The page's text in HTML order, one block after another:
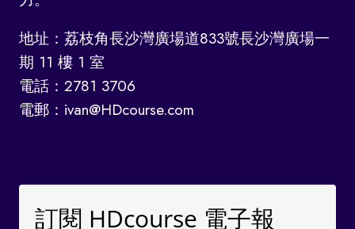
地址：荔枝角長沙灣廣場道833號長沙灣廣場一
期 11 樓 1 室
電話：2781 3706
電郵：ivan@HDcourse.com
訂閱 HDcourse 電子報